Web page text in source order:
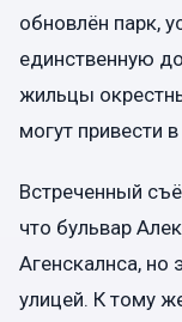
обновлён парк,
единственную
жильцы
могут привести
Встреченный
что бульвар
Агенскалнса, но
улицей. К тому